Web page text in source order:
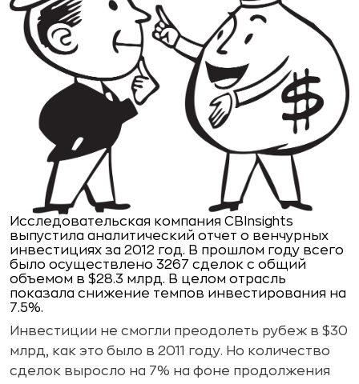
Исследовательская компания CBInsights
выпустила аналитический отчет о венчурных
инвестициях за 2012 год. В прошлом году всего
было осуществлено 3267 сделок с общий
объемом в $28.3 млрд. В целом отрасль
показала снижение темпов инвестирования на
7.5%.
Инвестиции не смогли преодолеть рубеж в $30
млрд, как это было в 2011 году. Но количество
сделок выросло на 7% на фоне продолжения